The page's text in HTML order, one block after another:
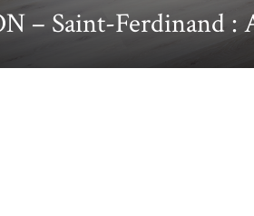
– Saint-Ferdinand :